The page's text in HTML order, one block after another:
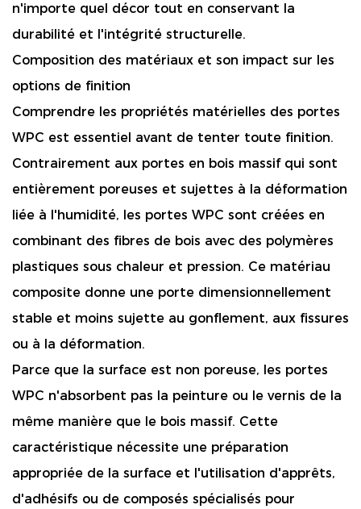
n'importe quel décor tout en conservant la
durabilité et l'intégrité structurelle.
Composition des matériaux et son impact sur les
options de finition
Comprendre les propriétés matérielles des portes
WPC est essentiel avant de tenter toute finition.
Contrairement aux portes en bois massif qui sont
entièrement poreuses et sujettes à la déformation
liée à l'humidité, les portes WPC sont créées en
combinant des fibres de bois avec des polymères
plastiques sous chaleur et pression. Ce matériau
composite donne une porte dimensionnellement
stable et moins sujette au gonflement, aux fissures
ou à la déformation.
Parce que la surface est non poreuse, les portes
WPC n'absorbent pas la peinture ou le vernis de la
même manière que le bois massif. Cette
caractéristique nécessite une préparation
appropriée de la surface et l'utilisation d'apprêts,
d'adhésifs ou de composés spécialisés pour